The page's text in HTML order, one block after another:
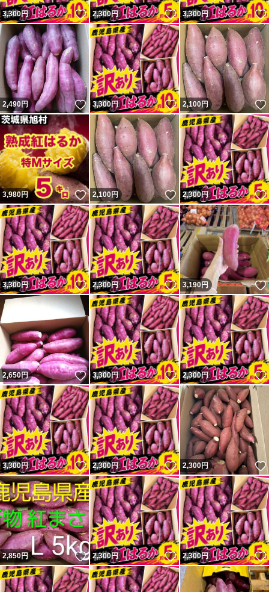
3,300円 いいね！
2,300円 いいね！
3,300円
2,490円 いいね！
3,300円 いいね！
2,100円
3,980円 いいね！
2,100円 いいね！
2,300円
3,300円 いいね！
2,300円 いいね！
3,190円
2,650円 いいね！
3,300円 いいね！
2,300円
3,300円 いいね！
2,300円 いいね！
2,300円
2,850円 いいね！
2,300円 いいね！
2,300円